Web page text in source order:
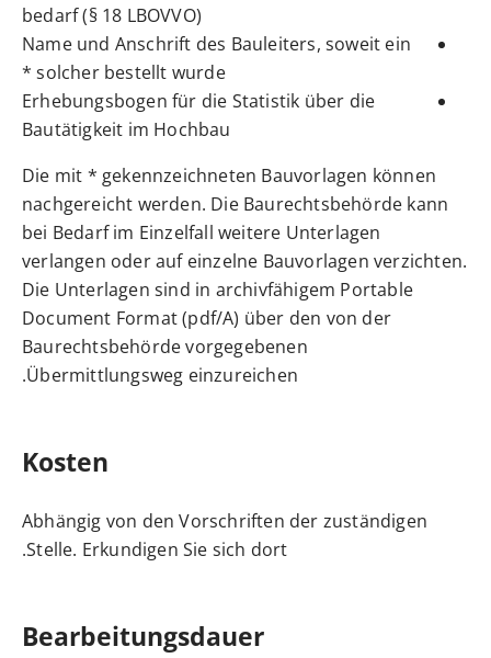
bedarf (§ 18 LBOVVO)
Name und Anschrift des Bauleiters, soweit ein
solcher bestellt wurde *
Erhebungsbogen für die Statistik über die
Bautätigkeit im Hochbau
Die mit * gekennzeichneten Bauvorlagen können
nachgereicht werden. Die Baurechtsbehörde kann
bei Bedarf im Einzelfall weitere Unterlagen
verlangen oder auf einzelne Bauvorlagen verzichten.
Die Unterlagen sind in archivfähigem Portable
Document Format (pdf/A) über den von der
Baurechtsbehörde vorgegebenen
Übermittlungsweg einzureichen.
Kosten
Abhängig von den Vorschriften der zuständigen
Stelle. Erkundigen Sie sich dort.
Bearbeitungsdauer